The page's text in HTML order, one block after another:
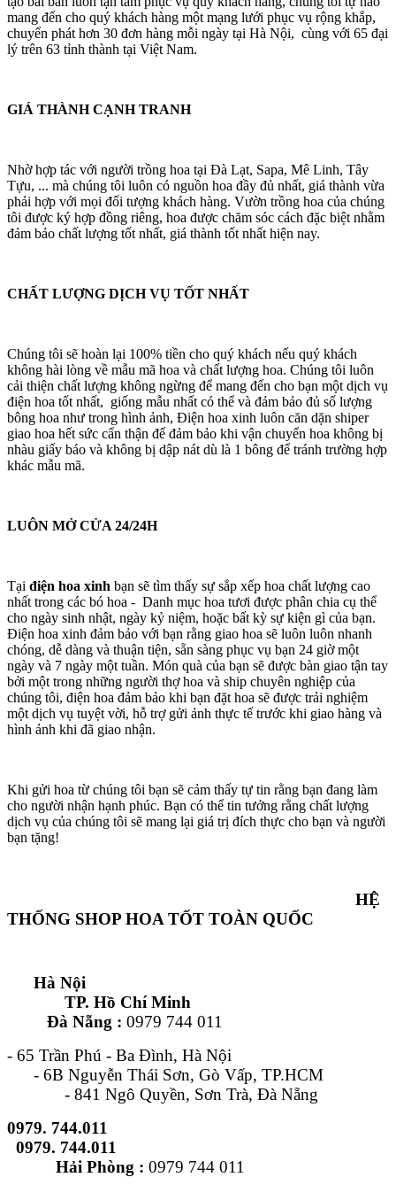
mang đến cho quý khách hàng một mạng lưới phục vụ rộng khắp,
chuyển phát hơn 30 đơn hàng mỗi ngày tại Hà Nội, cùng với 65 đại
lý trên 63 tỉnh thành tại Việt Nam.
GIÁ THÀNH CẠNH TRANH
Nhờ hợp tác với người trồng hoa tại Đà Lạt, Sapa, Mê Linh, Tây
Tựu, ... mà chúng tôi luôn có nguồn hoa đầy đủ nhất, giá thành vừa
phải hợp với mọi đối tượng khách hàng. Vườn trồng hoa của chúng
tôi được ký hợp đồng riêng, hoa được chăm sóc cách đặc biệt nhằm
đảm bảo chất lượng tốt nhất, giá thành tốt nhất hiện nay.
CHẤT LƯỢNG DỊCH VỤ TỐT NHẤT
Chúng tôi sẽ hoàn lại 100% tiền cho quý khách nếu quý khách
không hài lòng về mẫu mã hoa và chất lượng hoa. Chúng tôi luôn
cải thiện chất lượng không ngừng để mang đến cho bạn một dịch vụ
điện hoa tốt nhất, giống mẫu nhất có thể và đảm bảo đủ số lượng
bông hoa như trong hình ảnh, Điện hoa xinh luôn căn dặn shiper
giao hoa hết sức cẩn thận để đảm bảo khi vận chuyển hoa không bị
nhàu giấy báo và không bị dập nát dù là 1 bông để tránh trường hợp
khác mẫu mã.
LUÔN MỞ CỬA 24/24H
Tại điện hoa xinh bạn sẽ tìm thấy sự sắp xếp hoa chất lượng cao
nhất trong các bó hoa - Danh mục hoa tươi được phân chia cụ thể
cho ngày sinh nhật, ngày kỷ niệm, hoặc bất kỳ sự kiện gì của bạn.
Điện hoa xinh đảm bảo với bạn rằng giao hoa sẽ luôn luôn nhanh
chóng, dễ dàng và thuận tiện, sẵn sàng phục vụ bạn 24 giờ một
ngày và 7 ngày một tuần. Món quà của bạn sẽ được bàn giao tận tay
bởi một trong những người thợ hoa và ship chuyên nghiệp của
chúng tôi, điện hoa đảm bảo khi bạn đặt hoa sẽ được trải nghiệm
một dịch vụ tuyệt vời, hỗ trợ gửi ảnh thực tế trước khi giao hàng và
hình ảnh khi đã giao nhận.
Khi gửi hoa từ chúng tôi bạn sẽ cảm thấy tự tin rằng bạn đang làm
cho người nhận hạnh phúc. Bạn có thể tin tưởng rằng chất lượng
dịch vụ của chúng tôi sẽ mang lại giá trị đích thực cho bạn và người
bạn tặng!
HỆ
THỐNG SHOP HOA TỐT TOÀN QUỐC
Hà Nội
TP. Hồ Chí Minh
Đà Nẵng : 0979 744 011
- 65 Trần Phú - Ba Đình, Hà Nội
- 6B Nguyễn Thái Sơn, Gò Vấp, TP.HCM
- 841 Ngô Quyền, Sơn Trà, Đà Nẵng
0979. 744.011
0979. 744.011
Hải Phòng : 0979 744 011